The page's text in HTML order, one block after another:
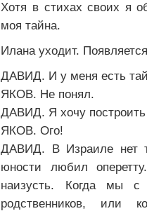
Хотя в стихах своих я
моя тайна.
Илана уходит.
ДАВИД. И у меня есть
ЯКОВ. Не понял.
ДАВИД. Я хочу построить
ЯКОВ. Ого!
ДАВИД. В Израиле нет
юности любил
наизусть. Когда мы
родственников,